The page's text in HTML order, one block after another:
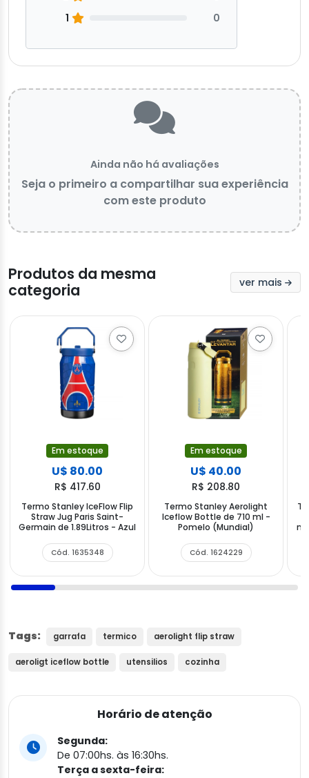
1
0
Ainda não há avaliações
Seja o primeiro a compartilhar sua experiência
com este produto
Produtos da mesma
categoria
ver mais
Em estoque
U$ 80.00
R$ 417.60
Termo Stanley IceFlow Flip
Straw Jug Paris Saint-
Germain de 1.89Litros - Azul
Cód. 1635348
Em estoque
U$ 40.00
R$ 208.80
Termo Stanley Aerolight
Iceflow Bottle de 710 ml -
Pomelo (Mundial)
Cód. 1624229
ml
Tags: garrafa termico aerolight flip straw
aeroligt iceflow bottle utensilios cozinha
Horário de atenção
Segunda:
De 07:00hs. às 16:30hs.
Terça a sexta-feira: